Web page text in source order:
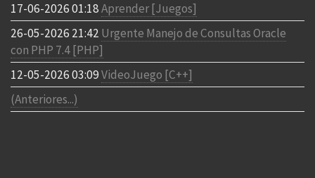
17-06-2026 01:18Aprender [Juegos]
26-05-2026 21:42 Urgente Manejo de Consultas Oracle
con PHP 7.4 [PHP]
12-05-2026 03:09VideoJuego [C++]
(Anteriores...)